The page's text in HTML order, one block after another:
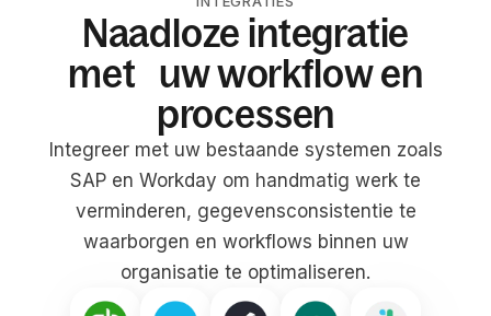
Naadloze integratie
met uw workflow en
processen
Integreer met uw bestaande systemen zoals
SAP en Workday om handmatig werk te
verminderen, gegevensconsistentie te
waarborgen en workflows binnen uw
organisatie te optimaliseren.